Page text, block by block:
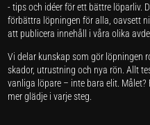
- tips och idéer för ett bättre löparliv.
förbättra löpningen för alla, oavsett
att publicera innehåll i våra olika
Vi delar kunskap som gör löpningen
skador, utrustning och nya rön. Allt
vanliga löpare – inte bara elit.
mer glädje i varje steg.